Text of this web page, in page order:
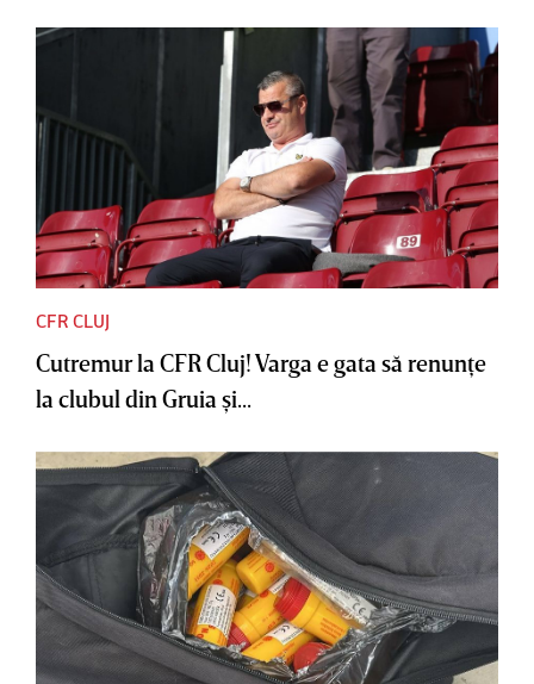
CFR CLUJ
Cutremur la CFR Cluj! Varga e gata să renunţe
la clubul din Gruia şi...